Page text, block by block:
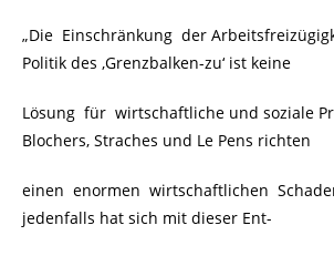
„Die Einschränkung der
Politik des ‚Grenzbalken-zu‘ ist keine
Lösung für wirtschaftliche und soziale
Blochers, Straches und Le Pens richten
einen enormen wirtschaftlichen
jedenfalls hat sich mit dieser Ent-